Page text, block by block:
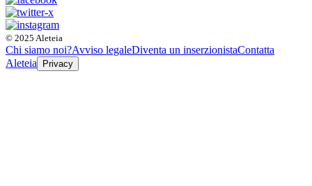
© 2025 Aleteia
Chi siamo noi?Avviso legaleDiventa un inserzionistaContatta
Aleteia
Privacy